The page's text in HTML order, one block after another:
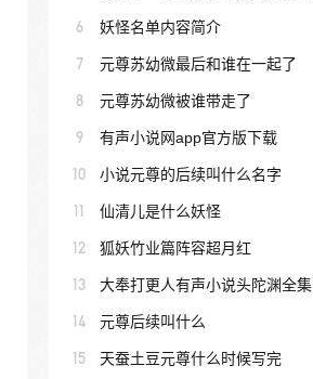
6 妖怪名单内容简介
7 元尊苏幼微最后和谁在一起了
8 元尊苏幼微被谁带走了
9 有声小说网app官方版下载
10 小说元尊的后续叫什么名字
11 仙清儿是什么妖怪
12 狐妖竹业篇阵容超月红
13 大奉打更人有声小说头陀渊全集
14 元尊后续叫什么
15 天蚕土豆元尊什么时候写完